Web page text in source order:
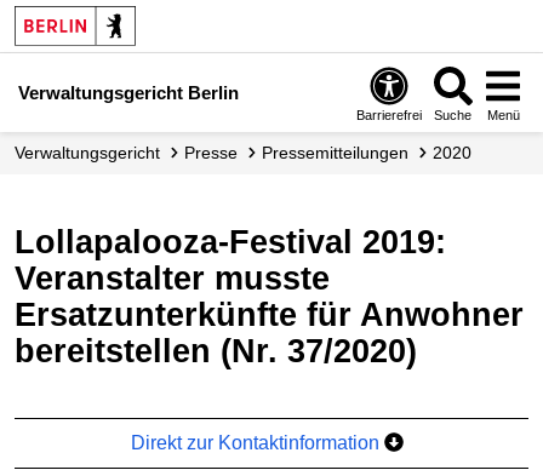
Verwaltungsgericht Berlin
Barrierefrei Suche Menü
Verwaltungs­gericht Presse Presse­mitteilungen 2020
Lollapalooza-Festival 2019:
Veranstalter musste
Ersatzunterkünfte für Anwohner
bereitstellen (Nr. 37/2020)
Direkt zur Kontaktinformation